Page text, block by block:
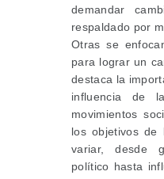
demandar
respaldado por
Otras se
para lograr un
destaca la
influencia de
movimientos
los objetivos de
variar, desde
político hasta